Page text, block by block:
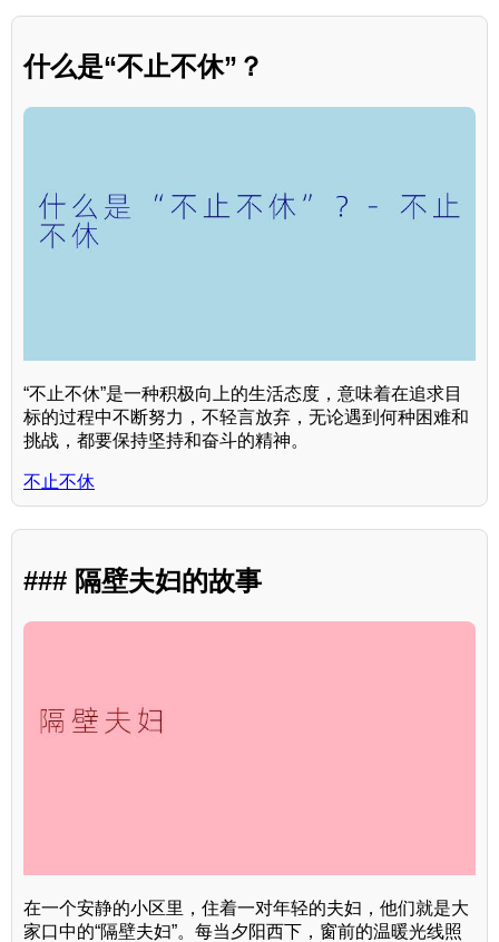
什么是“不止不休”？
“不止不休”是一种积极向上的生活态度，意味着在追求目
标的过程中不断努力，不轻言放弃，无论遇到何种困难和
挑战，都要保持坚持和奋斗的精神。
不止不休
### 隔壁夫妇的故事
在一个安静的小区里，住着一对年轻的夫妇，他们就是大
家口中的“隔壁夫妇”。每当夕阳西下，窗前的温暖光线照